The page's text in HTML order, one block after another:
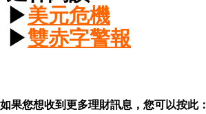
▶美元危機
▶雙赤字警報
如果您想收到更多理財訊息，您可以按此：